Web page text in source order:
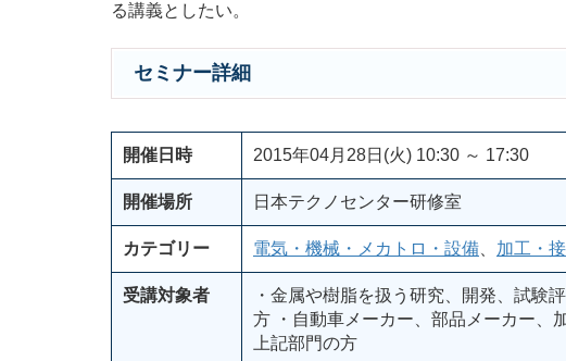
る講義としたい。
セミナー詳細
開催日時 2015年04月28日(火) 10:30 ～ 17:30
開催場所 日本テクノセンター研修室
カテゴリー 電気・機械・メカトロ・設備 加工・
受講対象者
・金属や樹脂を扱う研究、開発、試験
方 ・自動車メーカー、部品メーカー、
上記部門の方